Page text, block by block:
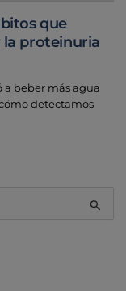
que
la proteinuria
a beber más agua
detectamos